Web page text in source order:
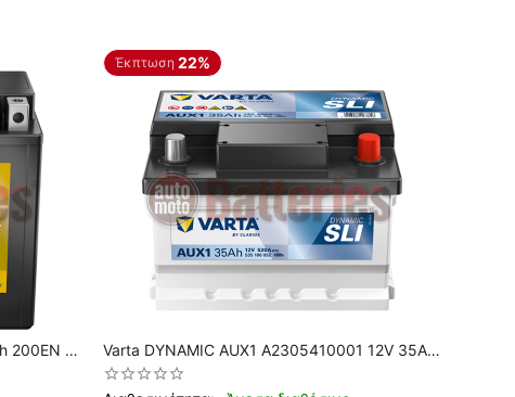
200EN A
Έκπτωση 22%
Varta DYNAMIC AUX1 A2305410001 12V 35Ah
520A EN Mercedes-Benz SL